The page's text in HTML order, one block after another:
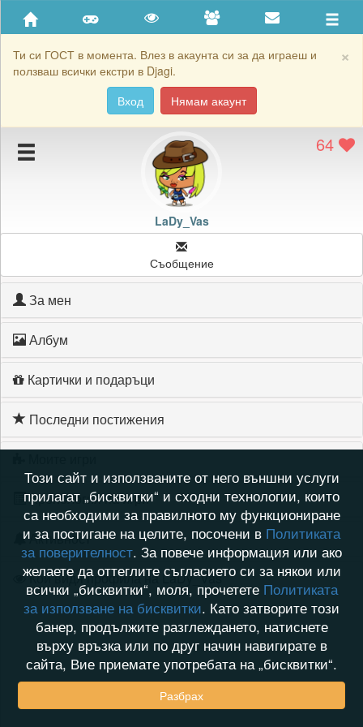
×
Ти си ГОСТ в момента. Влез в акаунта си за да играеш и
ползваш всички екстри в Djagi.
Вход
Нямам акаунт
Приятели
Хронология на игри
Подаръците на LaDy_Vas
Картичките на LaDy_Vas
64
LaDy_Vas
Съобщение
За мен
Албум
Картички и подаръци
Последни постижения
Хронология на игри
Активност
Кой видя профила на LaDy_Vas
Този сайт и използваните от него външни услуги
прилагат „бисквитки“ и сходни технологии, които
са необходими за правилното му функциониране
и за постигане на целите, посочени в Политиката
за поверителност. За повече информация или ако
желаете да оттеглите съгласието си за някои или
всички „бисквитки“, моля, прочетете Политиката
за използване на бисквитки. Като затворите този
банер, продължите разглеждането, натиснете
върху връзка или по друг начин навигирате в
сайта, Вие приемате употребата на „бисквитки“.
Разбрах